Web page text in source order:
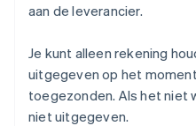
aan de leverancier.
Je kunt alleen rekening
uitgegeven op het
toegezonden. Als het niet
niet uitgegeven.